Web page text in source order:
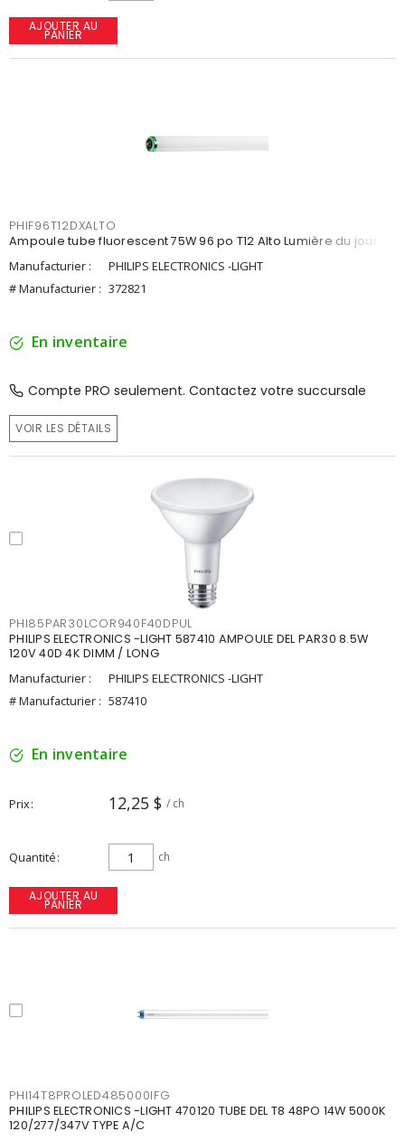
AJOUTER AU
PANIER
PHIF96T12DXALTO
Ampoule tube fluorescent 75W 96 po T12 Alto Lumière du jour
Manufacturier :
PHILIPS ELECTRONICS -LIGHT
# Manufacturier : 372821
En inventaire
Compte PRO seulement. Contactez votre succursale
VOIR LES DÉTAILS
PHI85PAR30LCOR940F40DPUL
PHILIPS ELECTRONICS -LIGHT 587410 AMPOULE DEL PAR30 8.5W
120V 40D 4K DIMM / LONG
Manufacturier :
PHILIPS ELECTRONICS -LIGHT
# Manufacturier : 587410
En inventaire
Prix 12,25 $ / ch
Quantité ch
AJOUTER AU
PANIER
PHI14T8PROLED485000IFG
PHILIPS ELECTRONICS -LIGHT 470120 TUBE DEL T8 48PO 14W 5000K
120/277/347V TYPE A/C